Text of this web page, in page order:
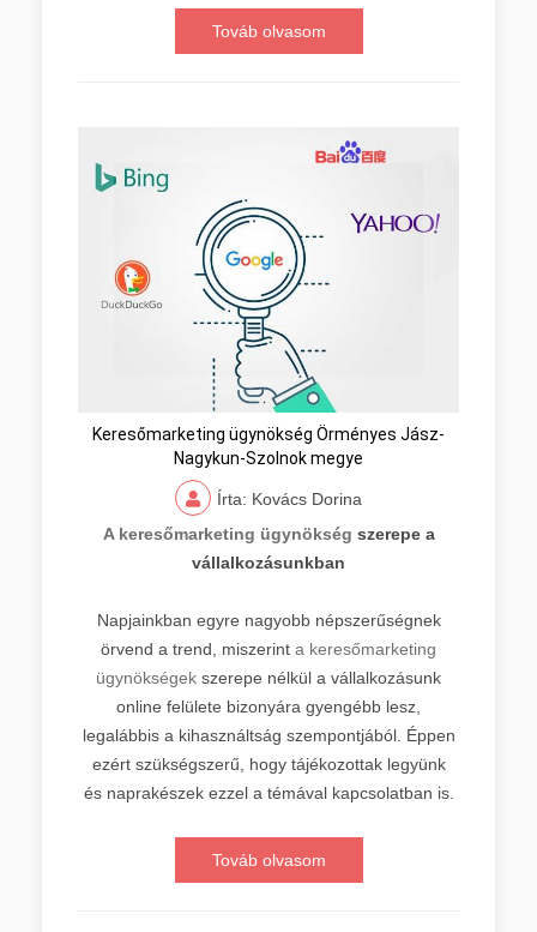
Továb olvasom
Keresőmarketing ügynökség Örményes Jász-
Nagykun-Szolnok megye
Írta: Kovács Dorina
A keresőmarketing ügynökség szerepe a
vállalkozásunkban
Napjainkban egyre nagyobb népszerűségnek
örvend a trend, miszerint a keresőmarketing
ügynökségek szerepe nélkül a vállalkozásunk
online felülete bizonyára gyengébb lesz,
legalábbis a kihasználtság szempontjából. Éppen
ezért szükségszerű, hogy tájékozottak legyünk
és naprakészek ezzel a témával kapcsolatban is.
Továb olvasom